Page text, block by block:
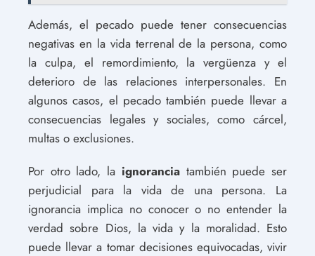
Además, el pecado puede tener consecuencias
negativas en la vida terrenal de la persona, como
la culpa, el remordimiento, la vergüenza y el
deterioro de las relaciones interpersonales. En
algunos casos, el pecado también puede llevar a
consecuencias legales y sociales, como cárcel,
multas o exclusiones.
Por otro lado, la ignoranciatambién puede ser
perjudicial para la vida de una persona. La
ignorancia implica no conocer o no entender la
verdad sobre Dios, la vida y la moralidad. Esto
puede llevar a tomar decisiones equivocadas, vivir